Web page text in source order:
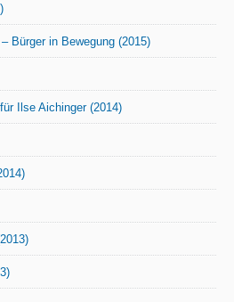
Bürger in Bewegung (2015)
Ilse Aichinger (2014)